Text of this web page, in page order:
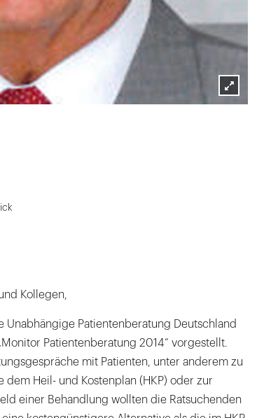
Lightbox
Kollegen,
Unabhängige Patientenberatung Deutschland
Patientenberatung 2014“ vorgestellt.
mit Patienten, unter anderem zu
dem Heil- und Kostenplan (HKP) oder zur
einer Behandlung wollten die Ratsuchenden